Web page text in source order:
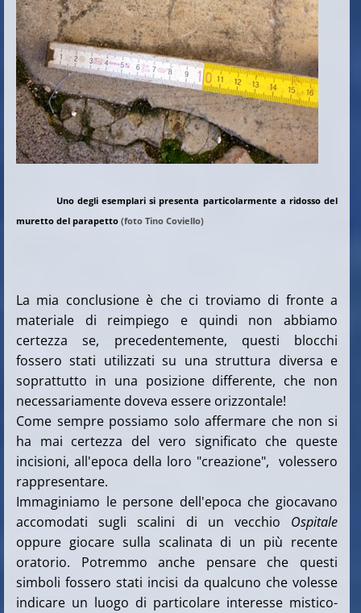
Uno degli esemplari si presenta particolarmente a ridosso del
muretto del parapetto (foto Tino Coviello)
La mia conclusione è che ci troviamo di fronte a
materiale di reimpiego e quindi non abbiamo
certezza se, precedentemente, questi blocchi
fossero stati utilizzati su una struttura diversa e
soprattutto in una posizione differente, che non
necessariamente doveva essere orizzontale!
Come sempre possiamo solo affermare che non si
ha mai certezza del vero significato che queste
incisioni, all'epoca della loro "creazione", volessero
rappresentare.
Immaginiamo le persone dell'epoca che giocavano
accomodati sugli scalini di un vecchio Ospitale
oppure giocare sulla scalinata di un più recente
oratorio. Potremmo anche pensare che questi
simboli fossero stati incisi da qualcuno che volesse
indicare un luogo di particolare interesse mistico-